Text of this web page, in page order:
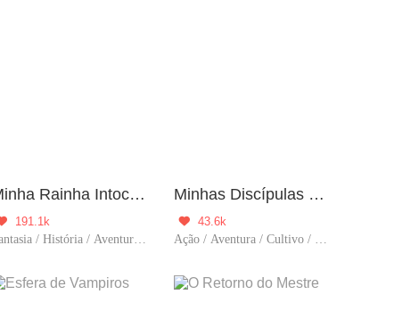
Minha Rainha Intocável
191.1k
Fantasia / História / Aventura / Reencarnação / Drama / Sistema
Minhas Discípulas São Todas Poderosas

43.6k
Ação / Aventura / Cultivo / Harém / Reencarnação